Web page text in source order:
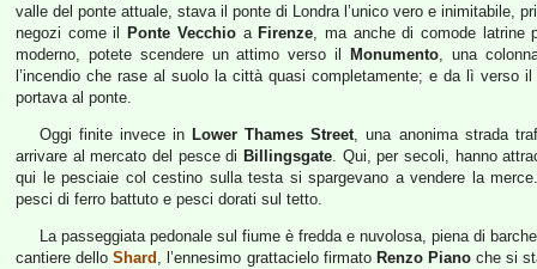
valle del ponte attuale, stava il ponte di Londra l’unico vero e inimitabile,
negozi come il
Ponte Vecchioa Firenze, ma anche di comode latrine
moderno, potete scendere un attimo verso il
Monumento, una
l’incendio che rase al suolo la città quasi completamente; e da lì verso
portava al ponte.
Oggi finite invece in Lower Thames Street, una anonima strada
arrivare al mercato del pesce di Billingsgate. Qui, per secoli, hanno
qui le pesciaie col cestino sulla testa si spargevano a vendere la
pesci di ferro battuto e pesci dorati sul tetto.
La passeggiata pedonale sul fiume è fredda e nuvolosa, piena di
cantiere delloShard , l’ennesimo grattacielo firmato Renzo Piano che si